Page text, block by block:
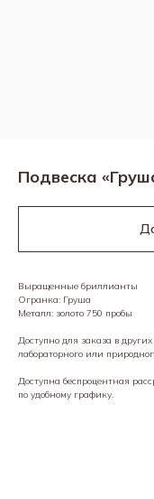
Подвеска
Выращенные бриллианты
Огранка: Груша
Металл: золото 750 пробы
Доступно для заказа в
лабораторного или
Доступна беспроцентная
по удобному графику.